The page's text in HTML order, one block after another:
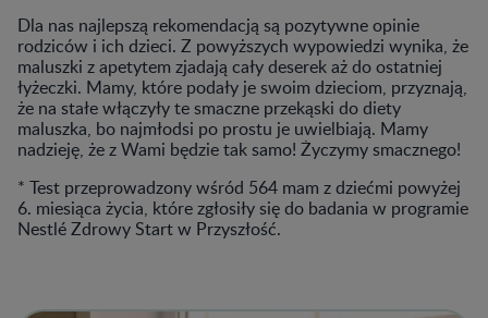
Dla nas najlepszą rekomendacją są pozytywne opinie
rodziców i ich dzieci. Z powyższych wypowiedzi wynika, że
maluszki z apetytem zjadają cały deserek aż do ostatniej
łyżeczki. Mamy, które podały je swoim dzieciom, przyznają,
że na stałe włączyły te smaczne przekąski do diety
maluszka, bo najmłodsi po prostu je uwielbiają. Mamy
nadzieję, że z Wami będzie tak samo! Życzymy smacznego!
* Test przeprowadzony wśród 564 mam z dziećmi powyżej
6. miesiąca życia, które zgłosiły się do badania w programie
Nestlé Zdrowy Start w Przyszłość.